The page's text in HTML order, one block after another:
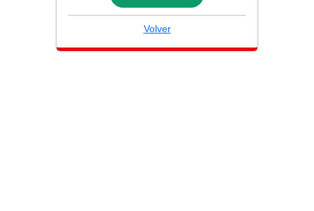
Volver